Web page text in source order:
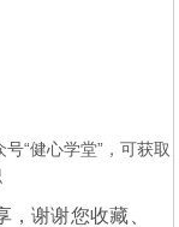
“健心学堂”，可获取
，谢谢您收藏、